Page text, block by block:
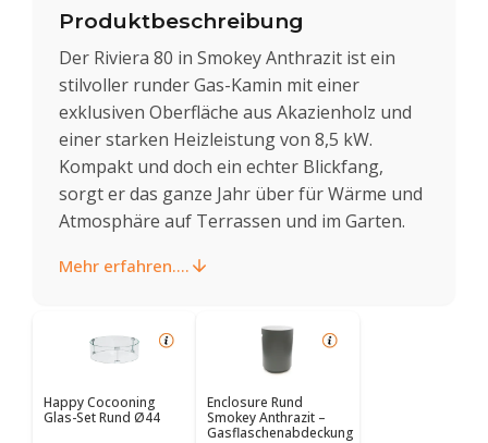
Produktbeschreibung
Der Riviera 80 in Smokey Anthrazit ist ein
stilvoller runder Gas-Kamin mit einer
exklusiven Oberfläche aus Akazienholz und
einer starken Heizleistung von 8,5 kW.
Kompakt und doch ein echter Blickfang,
sorgt er das ganze Jahr über für Wärme und
Atmosphäre auf Terrassen und im Garten.
Mehr erfahren....
Happy Cocooning
Glas-Set Rund Ø44
Enclosure Rund
Smokey Anthrazit –
Gasflaschenabdeckung